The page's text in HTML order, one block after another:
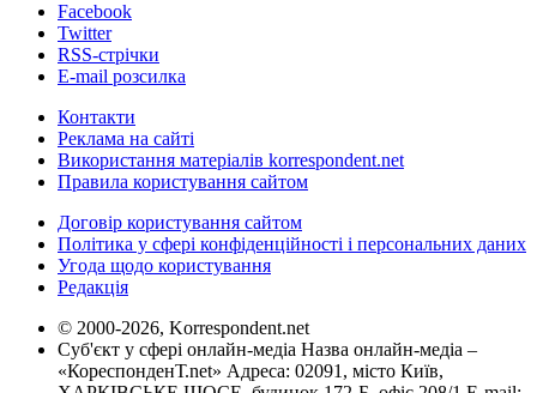
Facebook
Twitter
RSS-стрічки
E-mail розсилка
Контакти
Реклама на сайті
Використання матеріалів korrespondent.net
Правила користування сайтом
Договір користування сайтом
Політика у сфері конфіденційності і персональних даних
Угода щодо користування
Редакція
© 2000-2026, Korrespondent.net
Суб'єкт у сфері онлайн-медіа Назва онлайн-медіа –
«КореспонденТ.net» Адреса: 02091, місто Київ,